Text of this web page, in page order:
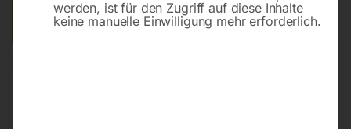
Bitte beachten Sie: Die Versandkosten gelten für Österreich.
Andere Länder können abweichen.
werden, ist für den Zugriff auf diese Inhalte
keine manuelle Einwilligung mehr erforderlich.